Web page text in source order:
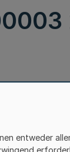
der
entweder